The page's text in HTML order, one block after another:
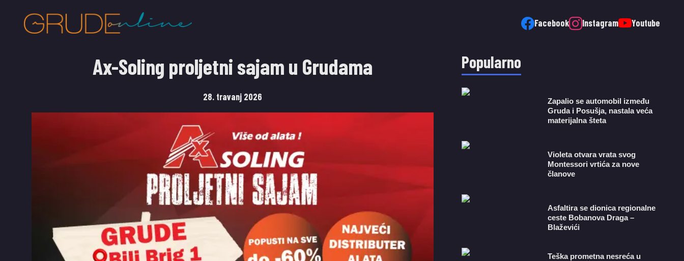
Facebook Instagram Youtube
Ax-Soling proljetni sajam u Grudama
28. travanj 2026
Popularno
Zapalio se automobil između
Gruda i Posušja, nastala veća
materijalna šteta
Violeta otvara vrata svog
Montessori vrtića za nove
članove
Asfaltira se dionica regionalne
ceste Bobanova Draga –
Blaževići
Teška prometna nesreća u